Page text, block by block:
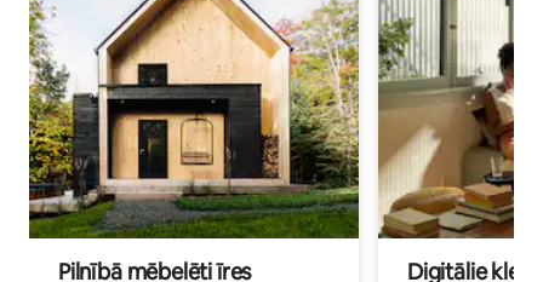
Pilnībā mēbelēti īres Digitālie